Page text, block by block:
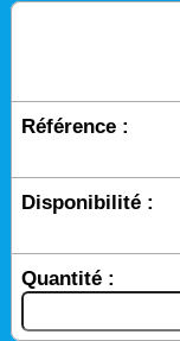
Référence :
Disponibilité :
Quantité :